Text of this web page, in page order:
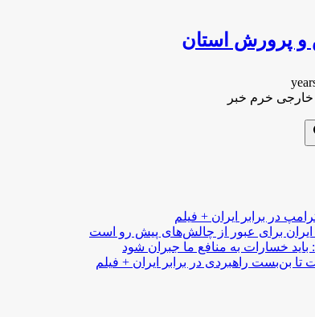
پرورش استان
در برابر ایران + فیلم
برای عبور از چالش‌های پیش رو است
خسارات به منافع ما جبران شود
تا بن‌بست راهبردی در برابر ایران + فیلم